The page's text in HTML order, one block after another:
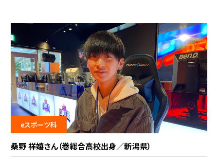
eスポーツ科
桑野 祥嬉さん（巻総合高校出身／新潟県）